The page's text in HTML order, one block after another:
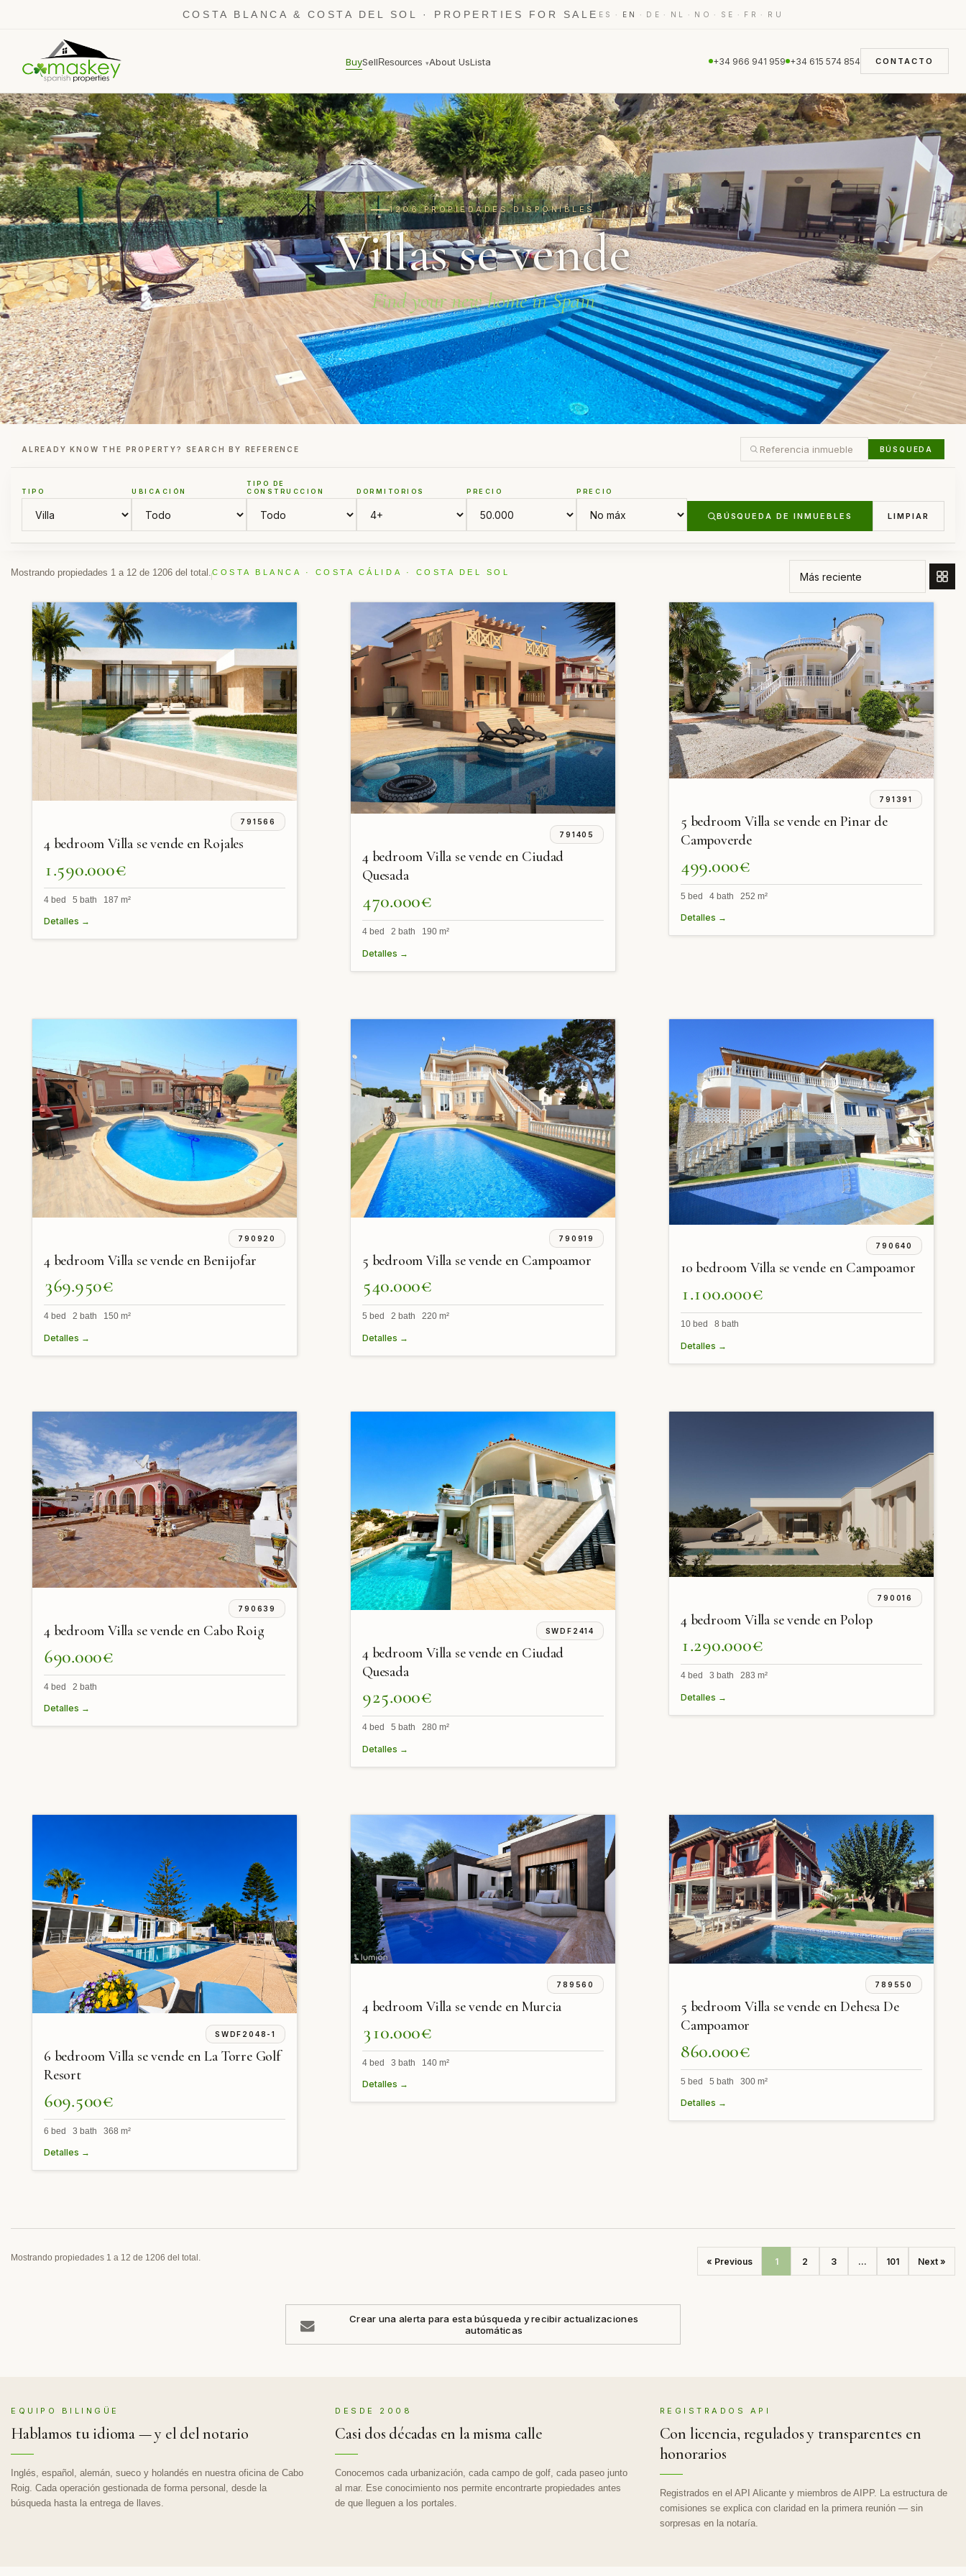
COSTA BLANCA & COSTA DEL SOL · PROPERTIES FOR SALE ES · EN · DE · NL · NO · SE · FR · RU
BuySellResources ▾About UsLista +34 966 941 959 +34 615 574 854 CONTACTO
1206 PROPIEDADES DISPONIBLES
Villas se vende
Find your new home in Spain
ALREADY KNOW THE PROPERTY? SEARCH BY REFERENCE BÚSQUEDA
TIPO UBICACIÓN
TIPO DE
CONSTRUCCION
DORMITORIOS PRECIO PRECIO
BÚSQUEDA DE INMUEBLES LIMPIAR
Mostrando propiedades 1 a 12 de 1206 del total. COSTA BLANCA · COSTA CÁLIDA · COSTA DEL SOL
ORDENAR POR
791566
4 bedroom Villa se vende en Rojales
1.590.000€
4 bed 5 bath 187 m²
Detalles →
791405
4 bedroom Villa se vende en Ciudad
Quesada
470.000€
4 bed 2 bath 190 m²
Detalles →
791391
5 bedroom Villa se vende en Pinar de
Campoverde
499.000€
5 bed 4 bath 252 m²
Detalles →
790920
4 bedroom Villa se vende en Benijofar
369.950€
4 bed 2 bath 150 m²
Detalles →
790919
5 bedroom Villa se vende en Campoamor
540.000€
5 bed 2 bath 220 m²
Detalles →
790640
10 bedroom Villa se vende en Campoamor
1.100.000€
10 bed 8 bath
Detalles →
790639
4 bedroom Villa se vende en Cabo Roig
690.000€
4 bed 2 bath
Detalles →
SWDF2414
4 bedroom Villa se vende en Ciudad
Quesada
925.000€
4 bed 5 bath 280 m²
Detalles →
790016
4 bedroom Villa se vende en Polop
1.290.000€
4 bed 3 bath 283 m²
Detalles →
SWDF2048-1
6 bedroom Villa se vende en La Torre Golf
Resort
609.500€
6 bed 3 bath 368 m²
Detalles →
789560
4 bedroom Villa se vende en Murcia
310.000€
4 bed 3 bath 140 m²
Detalles →
789550
5 bedroom Villa se vende en Dehesa De
Campoamor
860.000€
5 bed 5 bath 300 m²
Detalles →
Mostrando propiedades 1 a 12 de 1206 del total. « Previous 1 2 3 ... 101 Next »
Crear una alerta para esta búsqueda y recibir actualizaciones
automáticas
EQUIPO BILINGÜE
Hablamos tu idioma — y el del notario
Inglés, español, alemán, sueco y holandés en nuestra oficina de Cabo
Roig. Cada operación gestionada de forma personal, desde la
búsqueda hasta la entrega de llaves.
DESDE 2008
Casi dos décadas en la misma calle
Conocemos cada urbanización, cada campo de golf, cada paseo junto
al mar. Ese conocimiento nos permite encontrarte propiedades antes
de que lleguen a los portales.
REGISTRADOS API
Con licencia, regulados y transparentes en
honorarios
Registrados en el API Alicante y miembros de AIPP. La estructura de
comisiones se explica con claridad en la primera reunión — sin
sorpresas en la notaría.